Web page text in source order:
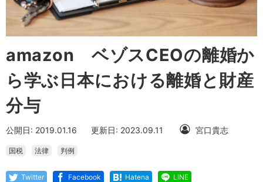
amazon ベゾスCEOの離婚か
ら学ぶ日本における離婚と財産
分与
公開日: 2019.01.16 更新日: 2023.09.11 宮口貴志
国税 法律 判例
Twitter Facebook Hatena LINE